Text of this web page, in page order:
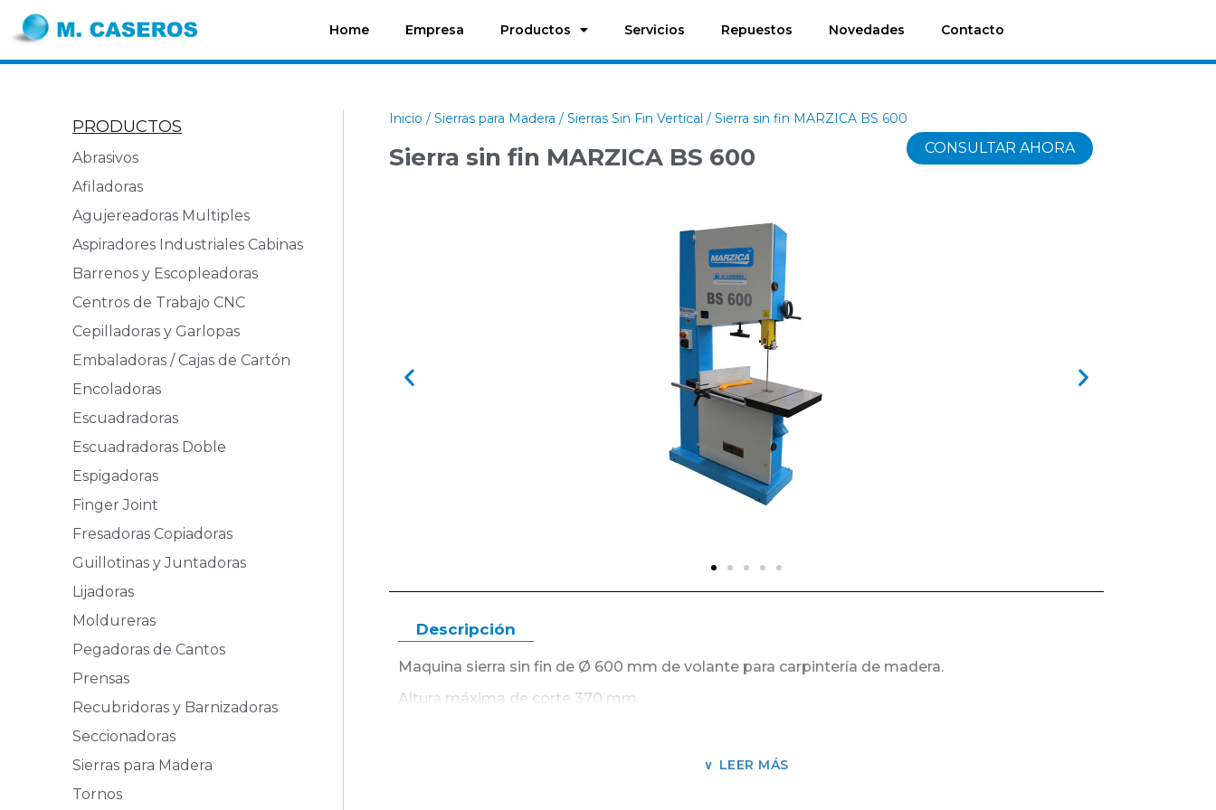
Home Empresa Productos Servicios Repuestos Novedades Contacto
PRODUCTOS
Abrasivos
Afiladoras
Agujereadoras Multiples
Aspiradores Industriales Cabinas
Barrenos y Escopleadoras
Centros de Trabajo CNC
Cepilladoras y Garlopas
Embaladoras / Cajas de Cartón
Encoladoras
Escuadradoras
Escuadradoras Doble
Espigadoras
Finger Joint
Fresadoras Copiadoras
Guillotinas y Juntadoras
Lijadoras
Moldureras
Pegadoras de Cantos
Prensas
Recubridoras y Barnizadoras
Seccionadoras
Sierras para Madera
Tornos
Inicio /Sierras para Madera /Sierras Sin Fin Vertical / Sierra sin fin MARZICA BS 600
Sierra sin fin MARZICA BS 600 CONSULTAR AHORA
Descripción
Maquina sierra sin fin de Ø 600 mm de volante para carpintería de madera.
Altura máxima de corte 370 mm.
Mesa en fundición con guía de 700 x 608 mm con inclinación a 45°.
LEER MÁS